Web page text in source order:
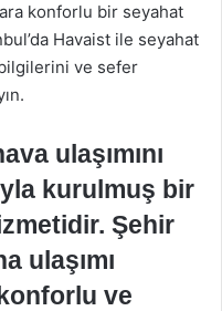
konforlu bir seyahat
Havaist ile seyahat
ve sefer
ulaşımını
kurulmuş bir
Şehir
ulaşımı
ve